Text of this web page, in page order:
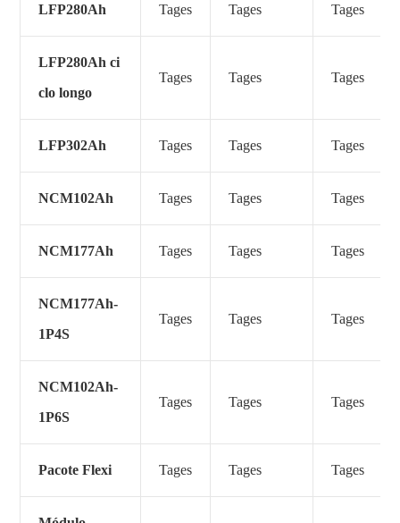
LFP280Ah Tages Tages Tages
LFP280Ah ci
clo longo
Tages Tages Tages
LFP302Ah Tages Tages Tages
NCM102Ah Tages Tages Tages
NCM177Ah Tages Tages Tages
NCM177Ah-
1P4S
Tages Tages Tages
NCM102Ah-
1P6S
Tages Tages Tages
Pacote Flexi Tages Tages Tages